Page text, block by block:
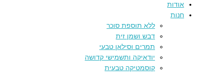
אודות
חנות
ללא תוספת סוכר
דבש ושמן זית
תמרים וסילאן טבעי
יודאיקה ותשמישי קדושה
קוסמטיקה טבעית